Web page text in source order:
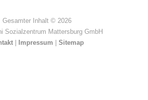
Gesamter Inhalt © 2026
Sozialzentrum Mattersburg GmbH
| Impressum | Sitemap